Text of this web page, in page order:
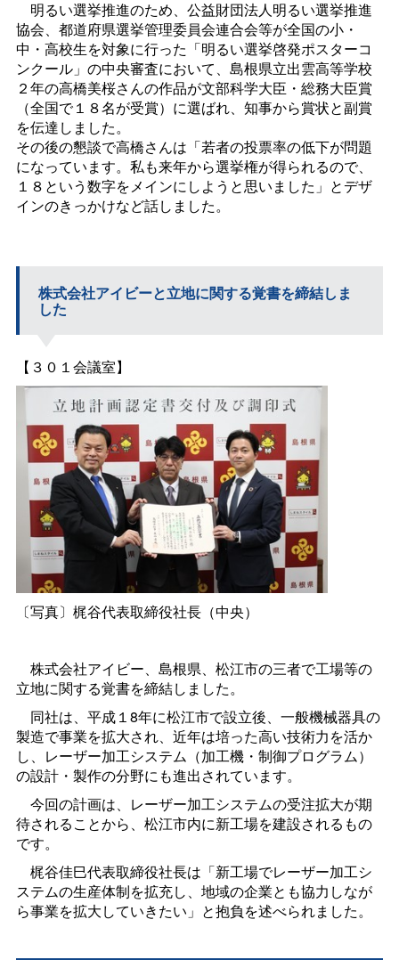
明るい選挙推進のため、公益財団法人明るい選挙推進
協会、都道府県選挙管理委員会連合会等が全国の小・
中・高校生を対象に行った「明るい選挙啓発ポスターコ
ンクール」の中央審査において、島根県立出雲高等学校
２年の高橋美桜さんの作品が文部科学大臣・総務大臣賞
（全国で１８名が受賞）に選ばれ、知事から賞状と副賞
を伝達しました。
その後の懇談で高橋さんは「若者の投票率の低下が問題
になっています。私も来年から選挙権が得られるので、
１８という数字をメインにしようと思いました」とデザ
インのきっかけなど話しました。
株式会社アイビーと立地に関する覚書を締結しま
した
【３０１会議室】
〔写真〕梶谷代表取締役社長（中央）
株式会社アイビー、島根県、松江市の三者で工場等の
立地に関する覚書を締結しました。
同社は、平成１8年に松江市で設立後、一般機械器具の
製造で事業を拡大され、近年は培った高い技術力を活か
し、レーザー加工システム（加工機・制御プログラム）
の設計・製作の分野にも進出されています。
今回の計画は、レーザー加工システムの受注拡大が期
待されることから、松江市内に新工場を建設されるもの
です。
梶谷佳巳代表取締役社長は「新工場でレーザー加工シ
ステムの生産体制を拡充し、地域の企業とも協力しなが
ら事業を拡大していきたい」と抱負を述べられました。